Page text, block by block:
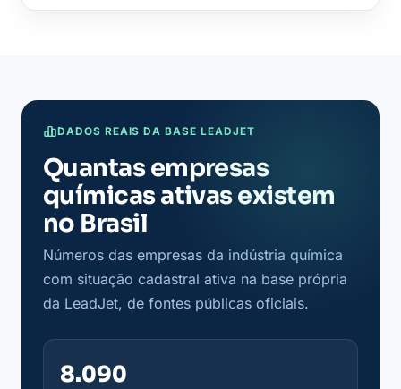
DADOS REAIS DA BASE LEADJET
Quantas empresas
químicas ativas existem
no Brasil
Números das empresas da indústria química
com situação cadastral ativa na base própria
da LeadJet, de fontes públicas oficiais.
8.090